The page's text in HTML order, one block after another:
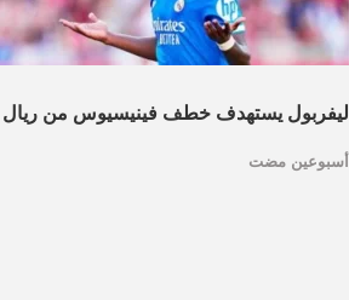
ليفربول يستهدف خطف فينيسيوس من ريال
أسبوعين مضت